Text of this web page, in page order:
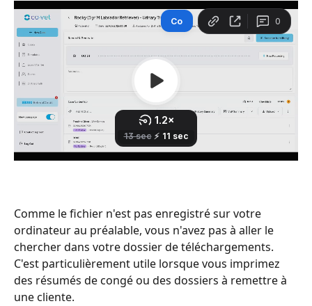
Comme le fichier n'est pas enregistré sur votre
ordinateur au préalable, vous n'avez pas à aller le
chercher dans votre dossier de téléchargements.
C'est particulièrement utile lorsque vous imprimez
des résumés de congé ou des dossiers à remettre à
une cliente.